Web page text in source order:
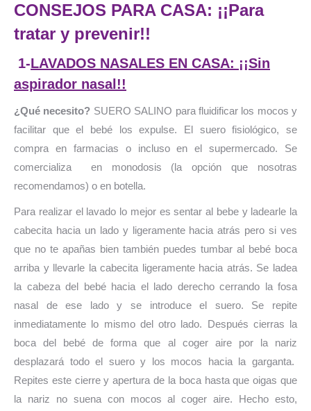
CONSEJOS PARA CASA: ¡¡Para
tratar y prevenir!!
1-LAVADOS NASALES EN CASA: ¡¡Sin
aspirador nasal!!
¿Qué necesito? SUERO SALINO para fluidificar los mocos y
facilitar que el bebé los expulse. El suero fisiológico, se
compra en farmacias o incluso en el supermercado. Se
comercializa en monodosis (la opción que nosotras
recomendamos) o en botella.
Para realizar el lavado lo mejor es sentar al bebe y ladearle la
cabecita hacia un lado y ligeramente hacia atrás pero si ves
que no te apañas bien también puedes tumbar al bebé boca
arriba y llevarle la cabecita ligeramente hacia atrás. Se ladea
la cabeza del bebé hacia el lado derecho cerrando la fosa
nasal de ese lado y se introduce el suero. Se repite
inmediatamente lo mismo del otro lado. Después cierras la
boca del bebé de forma que al coger aire por la nariz
desplazará todo el suero y los mocos hacia la garganta.
Repites este cierre y apertura de la boca hasta que oigas que
la nariz no suena con mocos al coger aire. Hecho esto,